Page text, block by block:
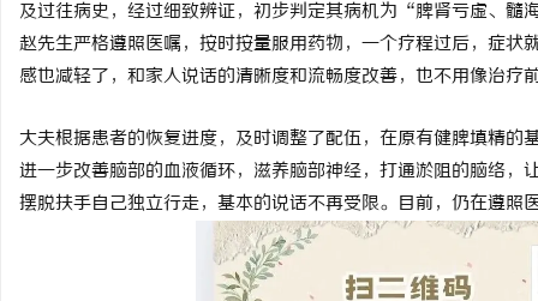
及过往病史，经过细致辨证，初步判定其病机为“脾肾亏虚、髓
赵先生严格遵照医嘱，按时按量服用药物，一个疗程过后，症
感也减轻了，和家人说话的清晰度和流畅度改善，也不用像治疗
大夫根据患者的恢复进度，及时调整了配伍，在原有健脾填精
进一步改善脑部的血液循环，滋养脑部神经，打通淤阻的脑络
摆脱扶手自己独立行走，基本的说话不再受限。目前，仍在遵照
激光切管机：现代制造